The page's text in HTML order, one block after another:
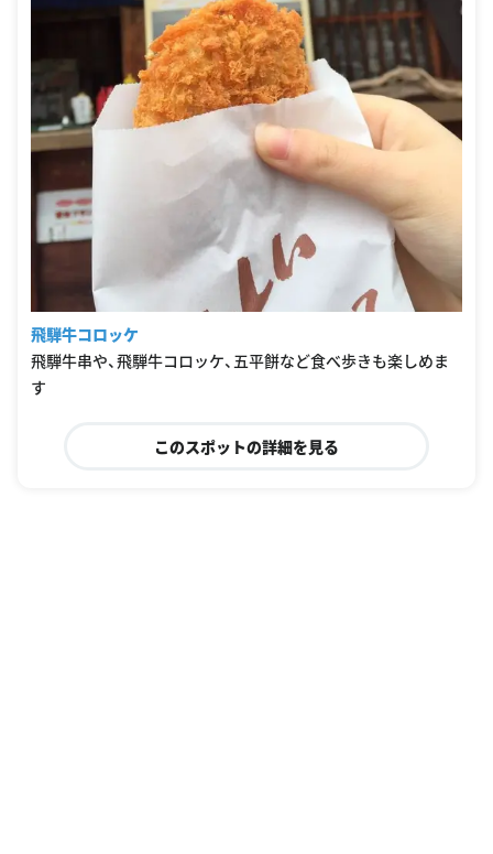
飛騨牛コロッケ
飛騨牛串や、飛騨牛コロッケ、五平餅など食べ歩きも楽しめま
す
このスポットの詳細を見る